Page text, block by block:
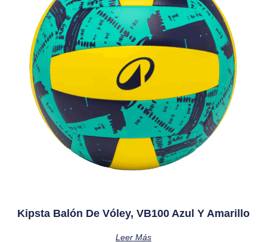
Kipsta Balón De Vóley, VB100 Azul Y Amarillo
Leer Más